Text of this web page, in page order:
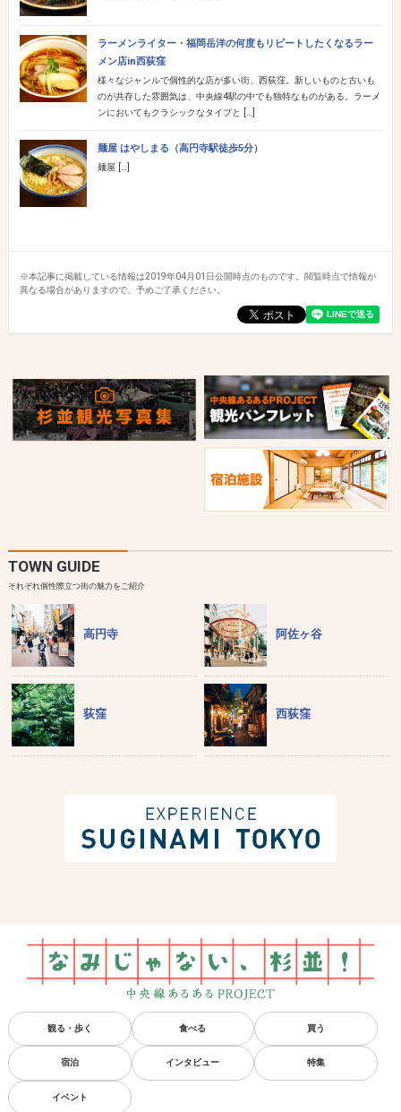
ラーメンライター・福岡岳洋の何度もリピートしたくなるラー
メン店in西荻窪
様々なジャンルで個性的な店が多い街、西荻窪。新しいものと古いも
のが共存した雰囲気は、中央線4駅の中でも独特なものがある。ラーメ
ンにおいてもクラシックなタイプと […]
麺屋 はやしまる（高円寺駅徒歩5分）
麺屋 […]
※本記事に掲載している情報は2019年04月01日公開時点のものです。閲覧時点で情報が
異なる場合がありますので、予めご了承ください。
TOWN GUIDE
それぞれ個性際立つ街の魅力をご紹介
高円寺 阿佐ヶ谷
荻窪 西荻窪
観る・歩く 食べる 買う
宿泊 インタビュー 特集
イベント